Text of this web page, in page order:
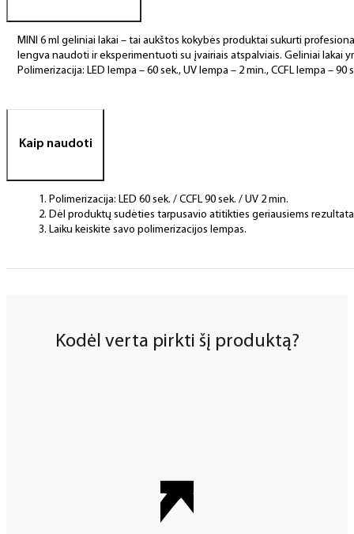
MINI 6 ml geliniai lakai – tai aukštos kokybės produktai sukurti
lengva naudoti ir eksperimentuoti su įvairiais atspalviais. Geliniai lakai
Polimerizacija: LED lempa – 60 sek., UV lempa – 2 min., CCFL lempa – 90
Kaip naudoti
Polimerizacija: LED 60 sek. / CCFL 90 sek. / UV 2 min.
Dėl produktų sudėties tarpusavio atitikties geriausiems
Laiku keiskite savo polimerizacijos lempas.
Kodėl verta pirkti šį produktą?